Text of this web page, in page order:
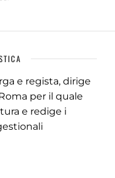
e regista, dirige
per il quale
e redige i